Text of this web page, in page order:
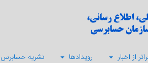
از اخبار رویدادها نشریه حسابرس